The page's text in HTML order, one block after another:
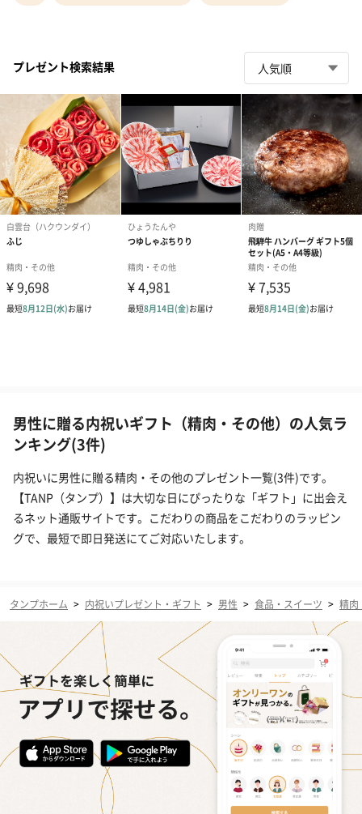
プレゼント検索結果
男性に贈る内祝いギフト（精肉・その他）の人気ラ
ンキング(3件)
内祝いに男性に贈る精肉・その他のプレゼント一覧(3件)です。
【TANP（タンプ）】は大切な日にぴったりな「ギフト」に出会え
るネット通販サイトです。こだわりの商品をこだわりのラッピン
グで、最短で即日発送にてご対応いたします。
タンプホーム > 内祝いプレゼント・ギフト > 男性 > 食品・スイーツ > 精肉